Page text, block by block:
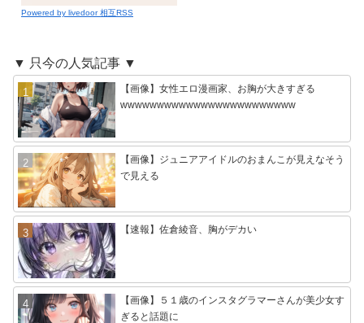
Powered by livedoor 相互RSS
▼ 只今の人気記事 ▼
【画像】女性エロ漫画家、お胸が大きすぎる
wwwwwwwwwwwwwwwwwwwwwwww
【画像】ジュニアアイドルのおまんこが見えなそう
で見える
【速報】佐倉綾音、胸がデカい
【画像】５１歳のインスタグラマーさんが美少女す
ぎると話題に